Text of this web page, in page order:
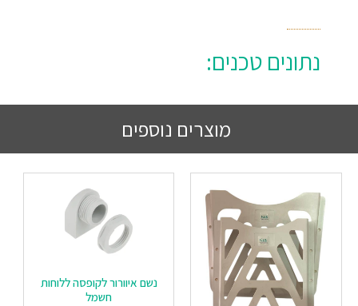
נתונים טכנים:
מוצרים נוספים
נשם איוורור לקופסה ללוחות
חשמל